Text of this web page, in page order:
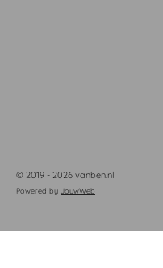
© 2019 - 2026 vanben.nl
Powered by JouwWeb